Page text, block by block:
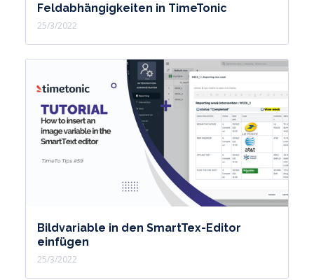
Feldabhängigkeiten in TimeTonic
25/3/2022
Bildvariable in den SmartTex-Editor
einfügen
25/3/2022